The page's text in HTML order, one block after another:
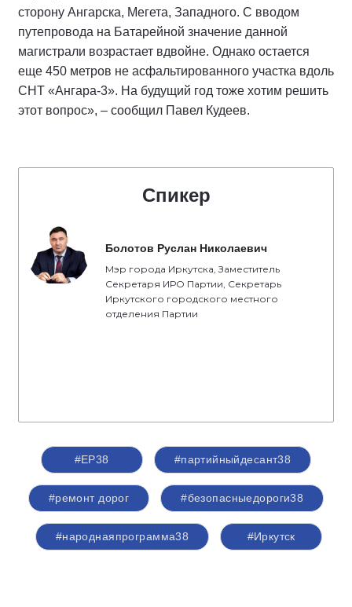
сторону Ангарска, Мегета, Западного. С вводом
путепровода на Батарейной значение данной
магистрали возрастает вдвойне. Однако остается
еще 450 метров не асфальтированного участка вдоль
СНТ «Ангара-3». На будущий год тоже хотим решить
этот вопрос», – сообщил Павел Кудеев.
Спикер
Болотов Руслан Николаевич
Мэр города Иркутска, Заместитель
Секретаря ИРО Партии, Секретарь
Иркутского городского местного
отделения Партии
#ЕР38 #партийныйдесант38
#ремонт дорог #безопасныедороги38
#народнаяпрограмма38 #Иркутск